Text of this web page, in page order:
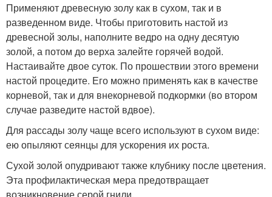
Применяют древесную золу как в сухом, так и в
разведенном виде. Чтобы приготовить настой из
древесной золы, наполните ведро на одну десятую
золой, а потом до верха залейте горячей водой.
Настаивайте двое суток. По прошествии этого времени
настой процедите. Его можно применять как в качестве
корневой, так и для внекорневой подкормки (во втором
случае разведите настой вдвое).
Для рассады золу чаще всего используют в сухом виде:
ею опыляют сеянцы для ускорения их роста.
Сухой золой опудривают также клубнику после цветения.
Эта профилактическая мера предотвращает